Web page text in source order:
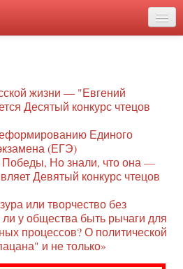
жизни — "Евгений
Десятый конкурс чтецов
Единого
(ЕГЭ)
Но знали, что она —
Девятый конкурс чтецов
или творчество без
у общества быть рычаги для
процессов? О политической
и не только»